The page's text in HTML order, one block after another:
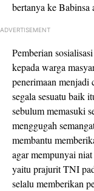
bertanya ke
ADVERTISEMENT
Pemberian
kepada warga
penerimaan
segala sesuatu baik
sebulum memasuki
menggugah
membantu
agar mempunyai
yaitu prajurit TNI
selalu memberikan